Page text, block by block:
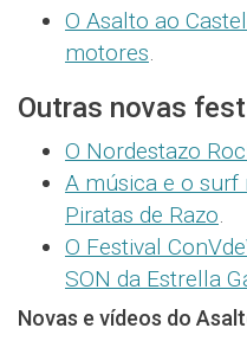
O Asalto ao
motores.
Outras novas
O Nordestazo
A música e o surf
Piratas de Razo.
O Festival
SON da Estrella
Novas e vídeos do